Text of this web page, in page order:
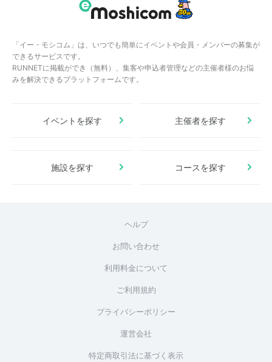
「イー・モシコム」は、いつでも簡単にイベントや会員・メンバーの募集が
できるサービスです。
RUNNETに掲載ができ（無料）、集客や申込者管理などの主催者様のお悩
みを解決できるプラットフォームです。
イベントを探す 主催者を探す
施設を探す コースを探す
ヘルプ
お問い合わせ
利用料金について
ご利用規約
プライバシーポリシー
運営会社
特定商取引法に基づく表示